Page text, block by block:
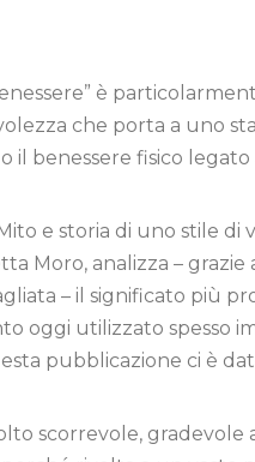
è
che porta a uno
il benessere fisico
e storia di uno stile di
Moro, analizza – grazie
– il significato più
oggi utilizzato spesso
pubblicazione ci è
scorrevole, gradevole